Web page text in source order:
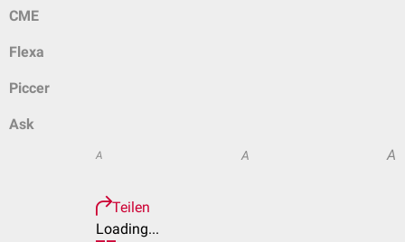
CME
Flexa
Piccer
Ask
A A A
Teilen
Loading...